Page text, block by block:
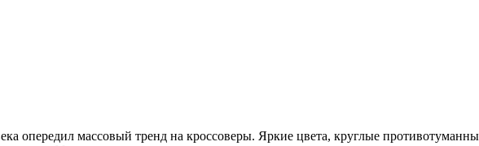
опередил массовый тренд на кроссоверы. Яркие цвета, круглые